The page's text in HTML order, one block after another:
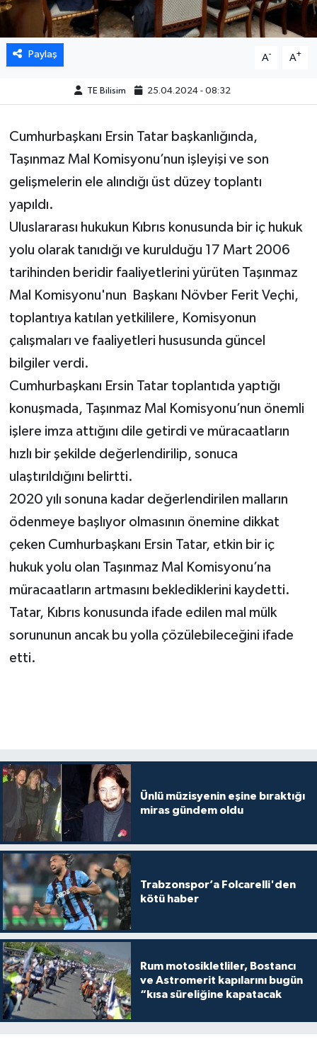
Paylaş A- A+
TE Bilisim 25.04.2024 - 08:32
Cumhurbaşkanı Ersin Tatar başkanlığında,
Taşınmaz Mal Komisyonu’nun işleyişi ve son
gelişmelerin ele alındığı üst düzey toplantı
yapıldı.
Uluslararası hukukun Kıbrıs konusunda bir iç hukuk
yolu olarak tanıdığı ve kurulduğu 17 Mart 2006
tarihinden beridir faaliyetlerini yürüten Taşınmaz
Mal Komisyonu'nun Başkanı Növber Ferit Veçhi,
toplantıya katılan yetkililere, Komisyonun
çalışmaları ve faaliyetleri hususunda güncel
bilgiler verdi.
Cumhurbaşkanı Ersin Tatar toplantıda yaptığı
konuşmada, Taşınmaz Mal Komisyonu’nun önemli
işlere imza attığını dile getirdi ve müracaatların
hızlı bir şekilde değerlendirilip, sonuca
ulaştırıldığını belirtti.
2020 yılı sonuna kadar değerlendirilen malların
ödenmeye başlıyor olmasının önemine dikkat
çeken Cumhurbaşkanı Ersin Tatar, etkin bir iç
hukuk yolu olan Taşınmaz Mal Komisyonu’na
müracaatların artmasını beklediklerini kaydetti.
Tatar, Kıbrıs konusunda ifade edilen mal mülk
sorununun ancak bu yolla çözülebileceğini ifade
etti.
Ünlü müzisyenin eşine bıraktığı
miras gündem oldu
Trabzonspor’a Folcarelli'den
kötü haber
Rum motosikletliler, Bostancı
ve Astromerit kapılarını bugün
“kısa süreliğine kapatacak